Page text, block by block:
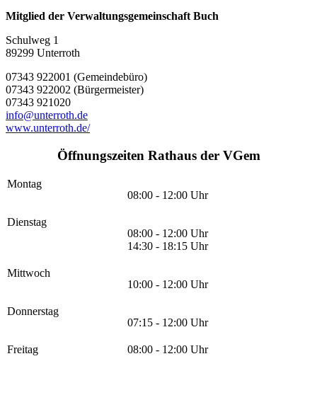
Mitglied der Verwaltungsgemeinschaft Buch
Schulweg 1
89299 Unterroth
07343 922001 (Gemeindebüro)
07343 922002 (Bürgermeister)
07343 921020
info@unterroth.de
www.unterroth.de/
Öffnungszeiten Rathaus der VGem
Montag
08:00 - 12:00 Uhr
Dienstag
08:00 - 12:00 Uhr
14:30 - 18:15 Uhr
Mittwoch
10:00 - 12:00 Uhr
Donnerstag
07:15 - 12:00 Uhr
Freitag 08:00 - 12:00 Uhr